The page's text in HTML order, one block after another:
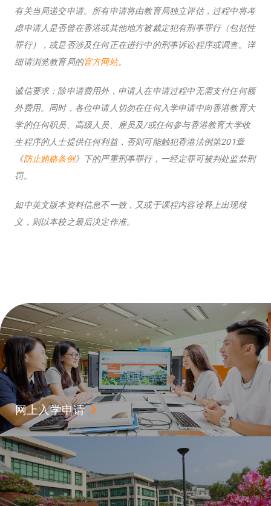
有关当局递交申请。所有申请将由教育局独立评估，过程中将考
虑申请人是否曾在香港或其他地方被裁定犯有刑事罪行（包括性
罪行），或是否涉及任何正在进行中的刑事诉讼程序或调查。详
细请浏览教育局的官方网站。
诚信要求：除申请费用外，申请人在申请过程中无需支付任何额
外费用。同时，各位申请人切勿在任何入学申请中向香港教育大
学的任何职员、高级人员、雇员及/或任何参与香港教育大学收
生程序的人士提供任何利益，否则可能触犯香港法例第201章
《防止贿赂条例》下的严重刑事罪行，一经定罪可被判处监禁刑
罚。
如中英文版本资料信息不一致，又或于课程内容诠释上出现歧
义，则以本校之最后决定作准。
网上入学申请